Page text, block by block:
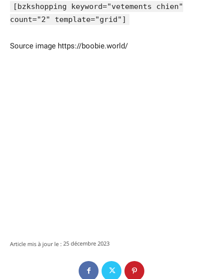
[bzkshopping keyword="vetements chien"
count="2" template="grid"]
Source image https://boobie.world/
Article mis à jour le : 25 décembre 2023